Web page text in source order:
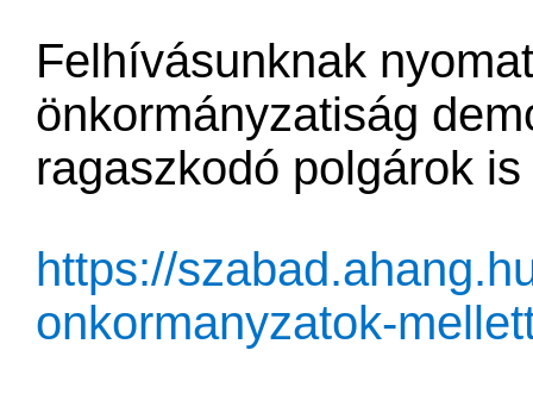
Felhívásunknak
önkormányzatiság
ragaszkodó polgárok
https://
onkormanyzatok-